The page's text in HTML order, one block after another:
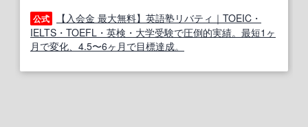
公式
【入会金 最大無料】英語塾リバティ｜TOEIC・
IELTS・TOEFL・英検・大学受験で圧倒的実績。最短1ヶ
月で変化、4.5〜6ヶ月で目標達成。